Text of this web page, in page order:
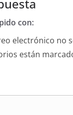
con:
electrónico no
están